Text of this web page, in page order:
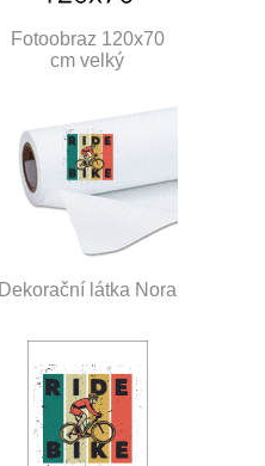
Fotoobraz 120x70
cm velký
Dekorační látka Nora